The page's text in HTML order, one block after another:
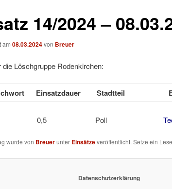
14/2024 –
am 08.03.2024von Breuer
die Löschgruppe Rodenkirchen:
Einsatzdauer Stadtteil
0,5 Poll
wurde von Breuerunter Einsätzeveröffentlicht. Setze ein
Datenschutzerklärung